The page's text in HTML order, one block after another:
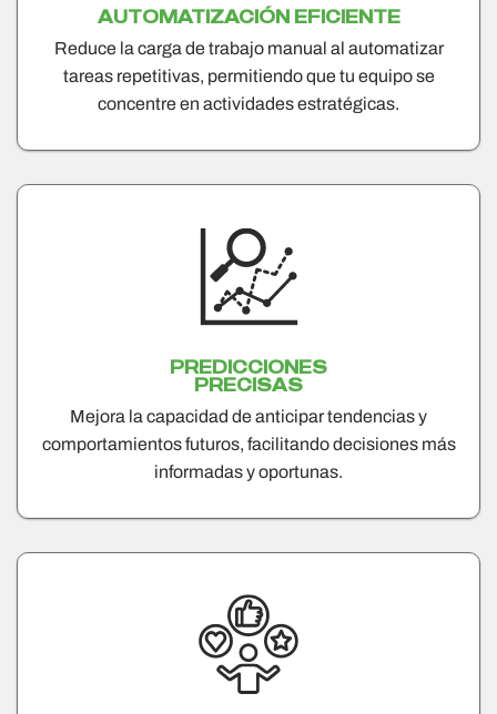
AUTOMATIZACIÓN EFICIENTE
Reduce la carga de trabajo manual al automatizar
tareas repetitivas, permitiendo que tu equipo se
concentre en actividades estratégicas.
PREDICCIONES
PRECISAS
Mejora la capacidad de anticipar tendencias y
comportamientos futuros, facilitando decisiones más
informadas y oportunas.